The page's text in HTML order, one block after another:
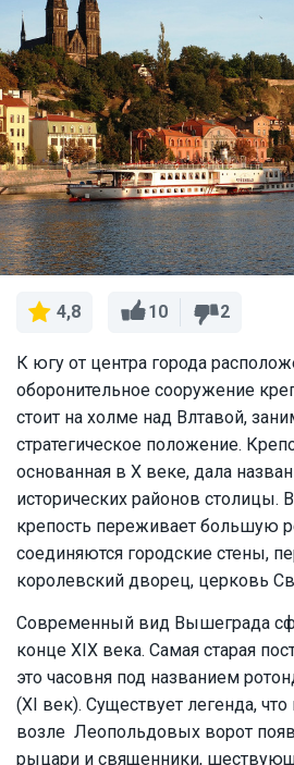
4,8 10 2
К югу от центра города
оборонительное сооружение
стоит на холме над Влтавой,
стратегическое положение.
основанная в X веке, дала
исторических районов столицы.
крепость переживает большую
соединяются городские стены,
королевский дворец, церковь
Современный вид Вышеграда
конце XIX века. Самая старая
это часовня под названием
(XI век). Существует легенда,
возле Леопольдовых ворот
рыцари и священники,